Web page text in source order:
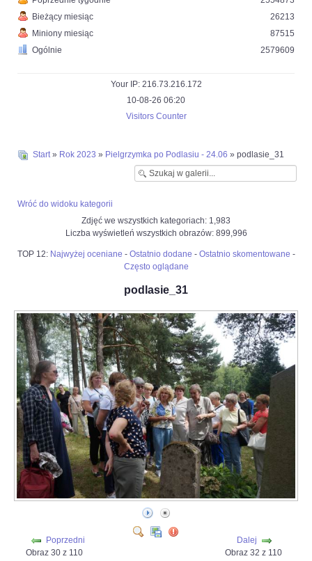
Bieżący miesiąc
Miniony miesiąc
Ogólnie
26213
87515
2579609
Your IP: 216.73.216.172
10-08-26 06:20
Visitors Counter
Start» Rok 2023 » Pielgrzymka po Podlasiu - 24.06 » podlasie_31
Wróć do widoku kategorii
Zdjęć we wszystkich kategoriach: 1,983
Liczba wyświetleń wszystkich obrazów: 899,996
TOP 12: Najwyżej oceniane - Ostatnio dodane - Ostatnio skomentowane -
Często oglądane
podlasie_31
Poprzedni
Obraz 30 z 110
Dalej
Obraz 32 z 110